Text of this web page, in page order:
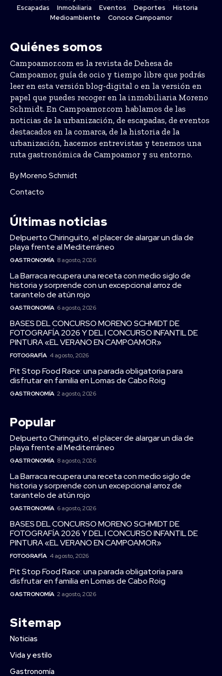
Escapadas
Inmobiliaria Eventos Deportes
Historia
Medioambiente
Conoce Campoamor
Quiénes somos
Campoamor.com es la revista de Dehesa de
Campoamor, guía de ocio y tiempo libre que podrás
leer en esta versión blog-digital o en la versión en
papel que puedes recoger en la inmobiliaria Moreno
Schmidt. En Campoamor.com hablamos de las
noticias de la urbanización, de escapadas, de eventos
destacados en la comarca, de la historia de la
urbanización, hacemos entrevistas y tenemos una
ruta gastronómica de Campoamor y su entorno.
By Moreno Schmidt
Contacto
Últimas noticias
Delpuerto Chiringuito, el placer de alargar un día de
playa frente al Mediterráneo
GASTRONOMÍA 8 agosto, 2026
La Barraca recupera una receta con medio siglo de
historia y sorprende con un excepcional arroz de
tarantelo de atún rojo
GASTRONOMÍA 6 agosto, 2026
BASES DEL CONCURSO MORENO SCHMIDT DE
FOTOGRAFÍA 2026 Y DEL I CONCURSO INFANTIL DE
PINTURA «EL VERANO EN CAMPOAMOR»
FOTOGRAFÍA 4 agosto, 2026
Pit Stop Food Race: una parada obligatoria para
disfrutar en familia en Lomas de Cabo Roig
GASTRONOMÍA 2 agosto, 2026
Popular
Delpuerto Chiringuito, el placer de alargar un día de
playa frente al Mediterráneo
GASTRONOMÍA 8 agosto, 2026
La Barraca recupera una receta con medio siglo de
historia y sorprende con un excepcional arroz de
tarantelo de atún rojo
GASTRONOMÍA 6 agosto, 2026
BASES DEL CONCURSO MORENO SCHMIDT DE
FOTOGRAFÍA 2026 Y DEL I CONCURSO INFANTIL DE
PINTURA «EL VERANO EN CAMPOAMOR»
FOTOGRAFÍA 4 agosto, 2026
Pit Stop Food Race: una parada obligatoria para
disfrutar en familia en Lomas de Cabo Roig
GASTRONOMÍA 2 agosto, 2026
Sitemap
Noticias
Vida y estilo
Gastronomía